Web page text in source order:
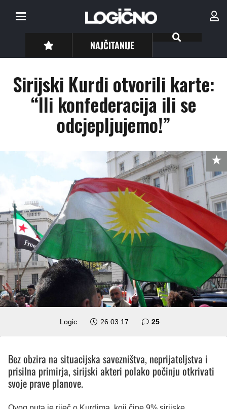
NAJČITANIJE
Sirijski Kurdi otvorili karte:
“Ili konfederacija ili se
odcjepljujemo!”
Logic 26.03.17 25komentara
Bez obzira na situacijska savezništva, neprijateljstva i
prisilna primirja, sirijski akteri polako počinju otkrivati
svoje prave planove.